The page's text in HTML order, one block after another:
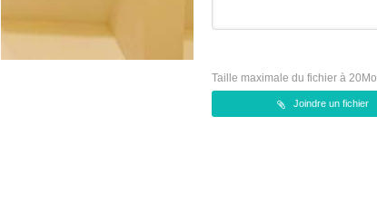
Taille maximale du fichier à 20Mo
Joindre un fichier